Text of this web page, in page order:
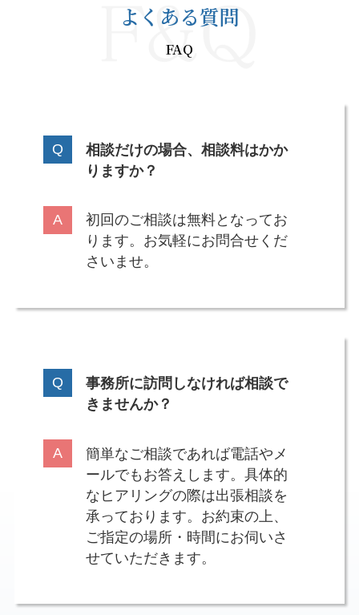
よくある質問
FAQ
相談だけの場合、相談料はかか
りますか？
初回のご相談は無料となってお
ります。お気軽にお問合せくだ
さいませ。
事務所に訪問しなければ相談で
きませんか？
簡単なご相談であれば電話やメ
ールでもお答えします。具体的
なヒアリングの際は出張相談を
承っております。お約束の上、
ご指定の場所・時間にお伺いさ
せていただきます。